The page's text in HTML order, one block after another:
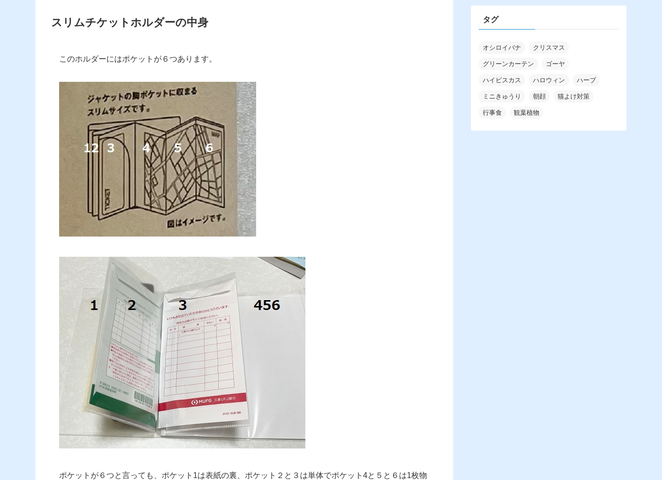
スリムチケットホルダーの中身
このホルダーにはポケットが６つあります。
ポケットが６つと言っても、ポケット1は表紙の裏、ポケット２と３は単体でポケット4と５と６は1枚物
ー
タグ
オシロイバナ クリスマス
グリーンカーテン ゴーヤ
ハイビスカス ハロウィン ハーブ
ミニきゅうり 朝顔 猫よけ対策
行事食 観葉植物